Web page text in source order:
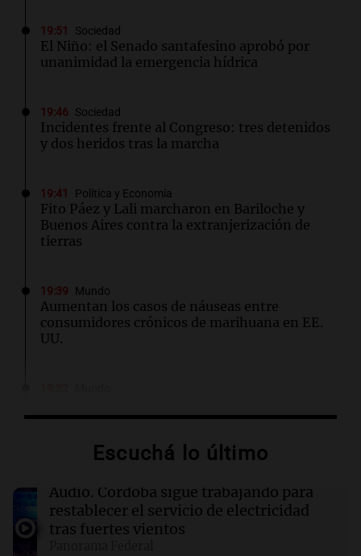
19:51 Sociedad
El Niño: el Senado santafesino aprobó por
unanimidad la emergencia hídrica
19:46 Sociedad
Incidentes frente al Congreso: tres detenidos
y dos heridos tras la marcha
19:41 Política y Economía
Fito Páez y Lali marcharon en Bariloche y
Buenos Aires contra la extranjerización de
tierras
19:39 Mundo
Aumentan los casos de náuseas entre
consumidores crónicos de marihuana en EE.
UU.
en histórica visita a Ecuador
Trump firma órdenes para limitar el 'turismo
de nacimiento' y la ciudadanía automática
Escuchá lo último
Audio. Córdoba sigue trabajando para
restablecer el servicio de electricidad
tras fuertes vientos